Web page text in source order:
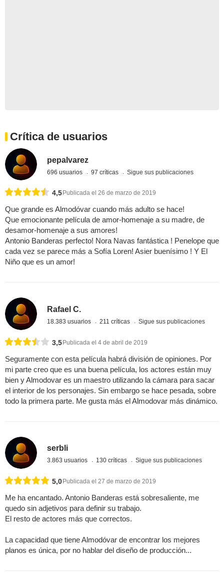
Crítica de usuarios
pepalvarez
696 usuarios 97 críticas Sigue sus publicaciones
4,5 Publicada el 26 de marzo de 2019
Que grande es Almodóvar cuando más adulto se hace!
Que emocionante película de amor-homenaje a su madre, de
desamor-homenaje a sus amores!
Antonio Banderas perfecto! Nora Navas fantástica ! Penelope que
cada vez se parece más a Sofía Loren! Asier buenísimo ! Y El
Niño que es un amor!
Rafael C.
18.383 usuarios 211 críticas Sigue sus publicaciones
3,5Publicada el 4 de abril de 2019
Seguramente con esta película habrá división de opiniones. Por
mi parte creo que es una buena película, los actores están muy
bien y Almodovar es un maestro utilizando la cámara para sacar
el interior de los personajes. Sin embargo se hace pesada, sobre
todo la primera parte. Me gusta más el Almodovar más dinámico.
serbli
3.863 usuarios 130 críticas Sigue sus publicaciones
5,0Publicada el 27 de marzo de 2019
Me ha encantado. Antonio Banderas está sobresaliente, me
quedo sin adjetivos para definir su trabajo.
El resto de actores más que correctos.
La capacidad que tiene Almodóvar de encontrar los mejores
planos es única, por no hablar del diseño de producción...